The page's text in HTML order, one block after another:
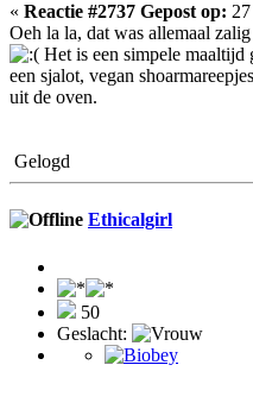
« Reactie #2737 Gepost op:
Oeh la la, dat was allemaal
Het is een simpele maaltijd
een sjalot, vegan
uit de oven.
Gelogd
Ethicalgirl
50
Geslacht: